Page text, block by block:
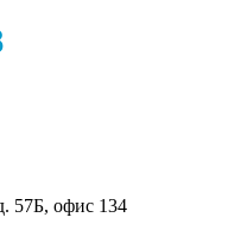
57Б, офис 134